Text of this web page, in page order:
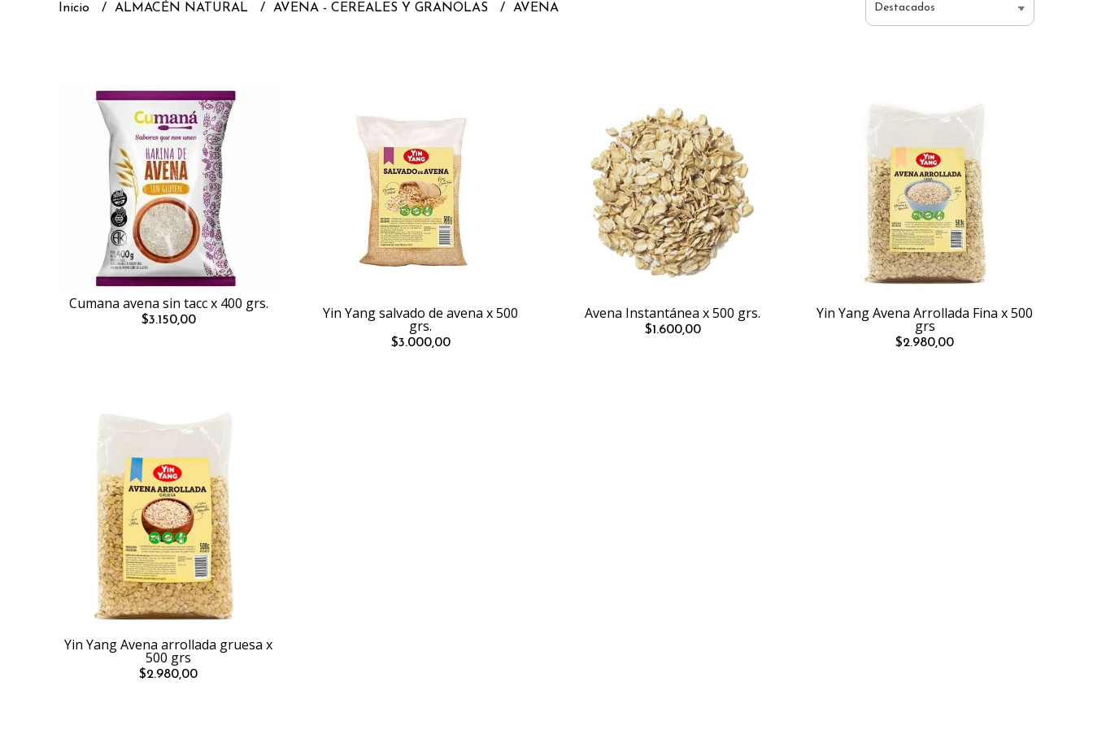
Inicio ALMACÉN NATURAL AVENA - CEREALES Y GRANOLAS AVENA
Cumana avena sin tacc x 400 grs.
$3.150,00 Yin Yang salvado de avena x 500
grs.
$3.000,00
Avena Instantánea x 500 grs.
$1.600,00
Yin Yang Avena Arrollada Fina x 500
grs
$2.980,00
Yin Yang Avena arrollada gruesa x
500 grs
$2.980,00